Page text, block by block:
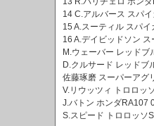
14 C.アルバース スパ
15 A.スーティル スパ
16 A.デイビッドソン
M.ウェーバー レッド
D.クルサード レッドブ
佐藤琢磨 スーパーアグ
V.リウッツィ トロロッ
J.バトン ホンダRA107
S.スピード トロロッソ